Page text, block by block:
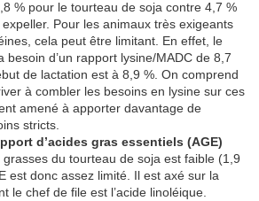
% pour le tourteau de soja contre 4,7 %
Pour les animaux très exigeants
cela peut être limitant. En effet, le
besoin d’un rapport lysine/MADC de 8,7
de lactation est à 8,9 %. On comprend
à combler les besoins en lysine sur ces
amené à apporter davantage de
stricts.
d’acides gras essentiels (AGE)
du tourteau de soja est faible (1,9
est donc assez limité. Il est axé sur la
le chef de file est l’acide linoléique.